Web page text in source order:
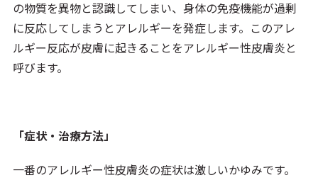
の物質を異物と認識してしまい、身体の免疫機能が過剰
に反応してしまうとアレルギーを発症します。このアレ
ルギー反応が皮膚に起きることをアレルギー性皮膚炎と
呼びます。
「症状・治療方法」
一番のアレルギー性皮膚炎の症状は激しいかゆみです。